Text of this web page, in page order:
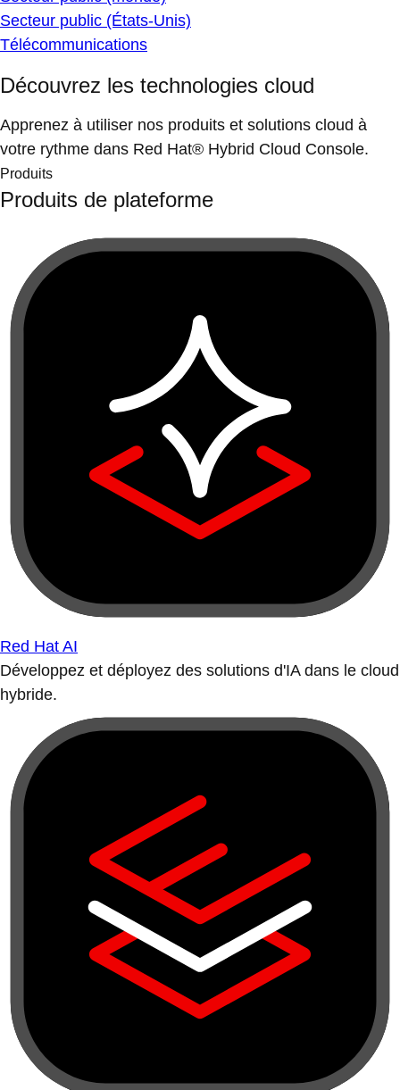
Secteur public (États-Unis)
Télécommunications
Découvrez les technologies cloud
Apprenez à utiliser nos produits et solutions cloud à
votre rythme dans Red Hat® Hybrid Cloud Console.
Produits
Produits de plateforme
Red Hat AI
Développez et déployez des solutions d'IA dans le cloud
hybride.